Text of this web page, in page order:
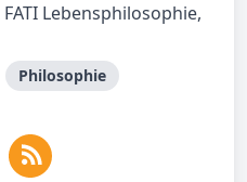
Lebensphilosophie,
Philosophie